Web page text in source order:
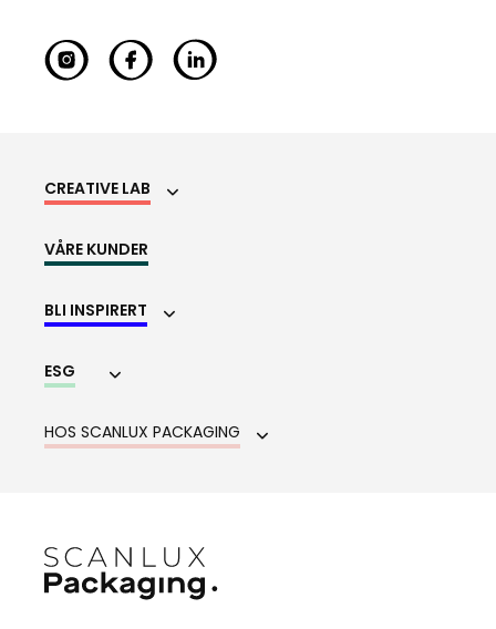
CREATIVE LAB
VÅRE KUNDER
BLI INSPIRERT
ESG
HOS SCANLUX PACKAGING